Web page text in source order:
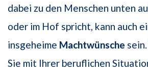
dabei zu den Menschen unten
oder im Hof spricht, kann auch
insgeheime Machtwünsche
Sie mit Ihrer beruflichen